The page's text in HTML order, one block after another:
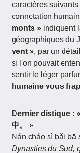
caractères
connotation
monts » indiquent
géographiques du
vent », par un
si l'on pouvait
sentir le léger
humaine vous
Dernier distique :
中。 »
Nán cháo sì bǎi bā
Dynasties du Sud,